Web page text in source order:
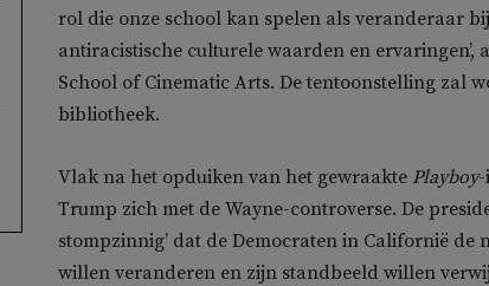
rol die onze school kan spelen als veranderaar
antiracistische culturele waarden en ervaringen’,
School of Cinematic Arts. De tentoonstelling zal
bibliotheek.
Vlak na het opduiken van het gewraakte Playboy-
Trump zich met de Wayne-controverse. De
stompzinnig’ dat de Democraten in Californië de
willen veranderen en zijn standbeeld willen